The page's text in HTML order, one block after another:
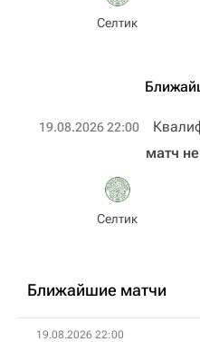
Селтик
19.08.2026 22:00
Селтик
матч
Ближайшие матчи
19.08.2026 22:00